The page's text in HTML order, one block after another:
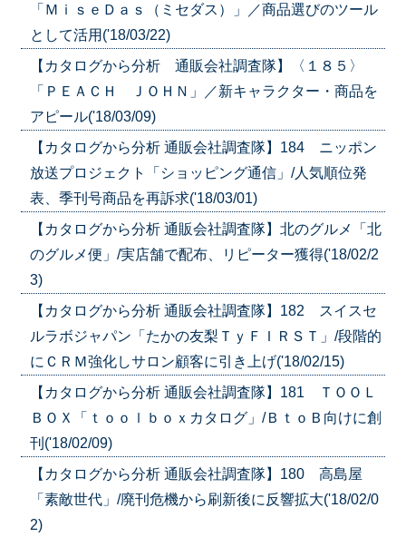
「ＭｉｓｅＤａｓ（ミセダス）」／商品選びのツール
として活用('18/03/22)
【カタログから分析 通販会社調査隊】〈１８５〉
「ＰＥＡＣＨ ＪＯＨＮ」／新キャラクター・商品を
アピール('18/03/09)
【カタログから分析 通販会社調査隊】184 ニッポン
放送プロジェクト「ショッピング通信」/人気順位発
表、季刊号商品を再訴求('18/03/01)
【カタログから分析 通販会社調査隊】北のグルメ「北
のグルメ便」/実店舗で配布、リピーター獲得('18/02/2
3)
【カタログから分析 通販会社調査隊】182 スイスセ
ルラボジャパン「たかの友梨ＴｙＦＩＲＳＴ」/段階的
にＣＲＭ強化しサロン顧客に引き上げ('18/02/15)
【カタログから分析 通販会社調査隊】181 ＴＯＯＬ
ＢＯＸ「ｔｏｏｌｂｏｘカタログ」/ＢｔｏＢ向けに創
刊('18/02/09)
【カタログから分析 通販会社調査隊】180 高島屋
「素敵世代」/廃刊危機から刷新後に反響拡大('18/02/0
2)